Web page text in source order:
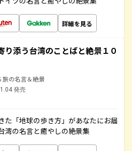
詳細を見る
り添う台湾のことばと絶景１０
旅の名言＆絶景
発売
た「地球の歩き方」があなたにお届
湾の名言と癒やしの絶景集